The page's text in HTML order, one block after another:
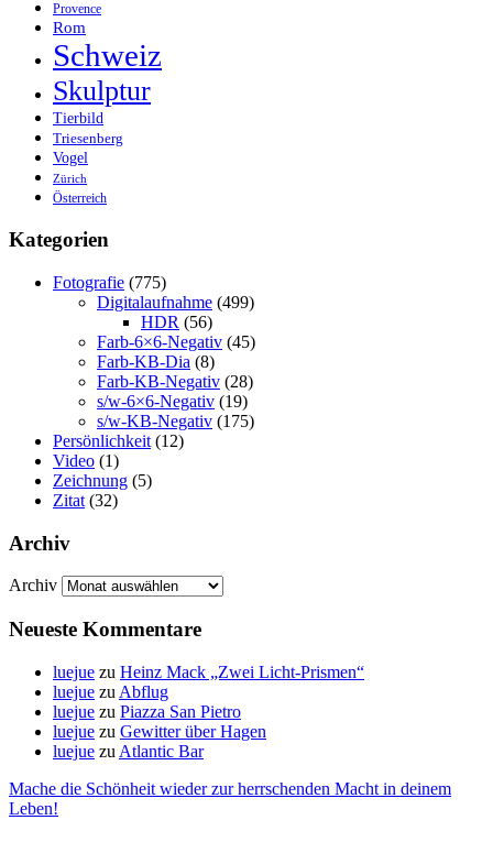
Provence
Rom
Schweiz
Skulptur
Tierbild
Triesenberg
Vogel
Zürich
Österreich
Kategorien
Fotografie (775)
Digitalaufnahme (499)
HDR (56)
Farb-6×6-Negativ (45)
Farb-KB-Dia (8)
Farb-KB-Negativ (28)
s/w-6×6-Negativ (19)
s/w-KB-Negativ (175)
Persönlichkeit (12)
Video (1)
Zeichnung (5)
Zitat (32)
Archiv
Archiv
Neueste Kommentare
luejue zu Heinz Mack „Zwei Licht-Prismen“
luejue zu Abflug
luejue zu Piazza San Pietro
luejue zu Gewitter über Hagen
luejue zu Atlantic Bar
Mache die Schönheit wieder zur herrschenden Macht in deinem
Leben!